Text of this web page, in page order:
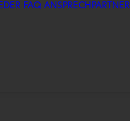
FAQ ANSPRECHPARTNER